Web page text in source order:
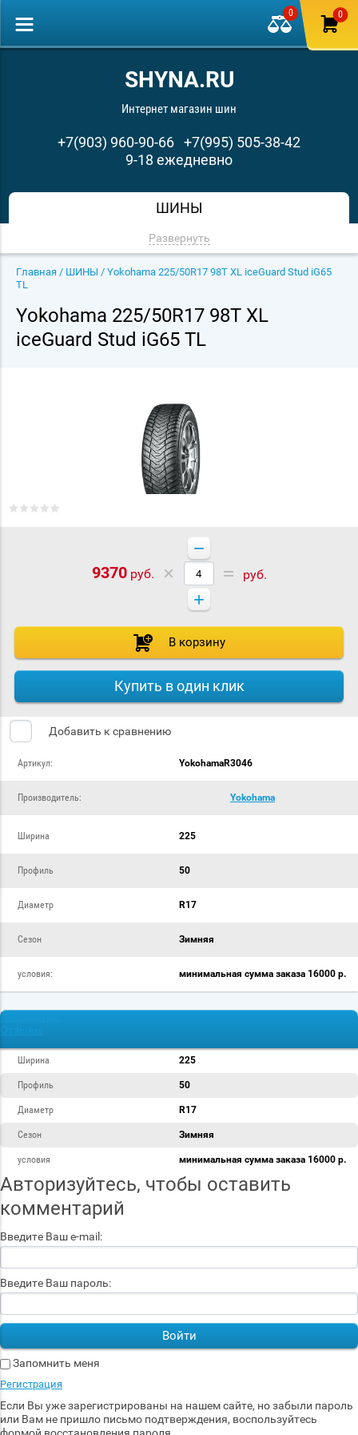
0
0
SHYNA.RU
Интернет магазин шин
+7(903) 960-90-66 +7(995) 505-38-42
9-18 ежедневно
ШИНЫ
Развернуть
Главная / ШИНЫ / Yokohama 225/50R17 98T XL iceGuard Stud iG65
TL
Yokohama 225/50R17 98T XL
iceGuard Stud iG65 TL
9370руб.
−
+
руб.
В корзину
Купить в один клик
Добавить к сравнению
Артикул: YokohamaR3046
Производитель: Yokohama
Ширина 225
Профиль 50
Диаметр R17
Сезон Зимняя
условия: минимальная сумма заказа 16000 р.
Параметры
Ширина 225
Профиль 50
Диаметр R17
Сезон Зимняя
условия минимальная сумма заказа 16000 р.
Авторизуйтесь, чтобы оставить
комментарий
Введите Ваш e-mail:
Введите Ваш пароль:
Войти
Запомнить меня
Регистрация
Если Вы уже зарегистрированы на нашем сайте, но забыли пароль
или Вам не пришло письмо подтверждения, воспользуйтесь